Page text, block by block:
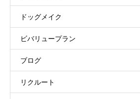
ドッグメイク
ビバリュープラン
ブログ
リクルート